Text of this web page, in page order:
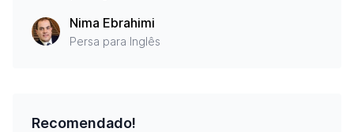
Nima Ebrahimi
Persa para Inglês
Recomendado!